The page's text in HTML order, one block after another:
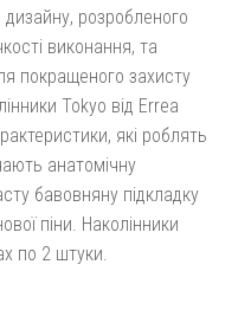
розробленого
виконання, та
покращеного захисту
Tokyo від Errea
які роблять
анатомічну
бавовняну підкладку
піни. Наколінники
по 2 штуки.